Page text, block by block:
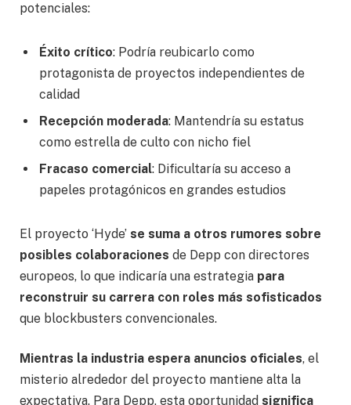
potenciales:
Éxito crítico: Podría reubicarlo como
protagonista de proyectos independientes de
calidad
Recepción moderada: Mantendría su estatus
como estrella de culto con nicho fiel
Fracaso comercial: Dificultaría su acceso a
papeles protagónicos en grandes estudios
El proyecto ‘Hyde’ se suma a otros rumores sobre
posibles colaboraciones de Depp con directores
europeos, lo que indicaría una estrategia para
reconstruir su carrera con roles más sofisticados
que blockbusters convencionales.
Mientras la industria espera anuncios oficiales, el
misterio alrededor del proyecto mantiene alta la
expectativa. Para Depp, esta oportunidad significa